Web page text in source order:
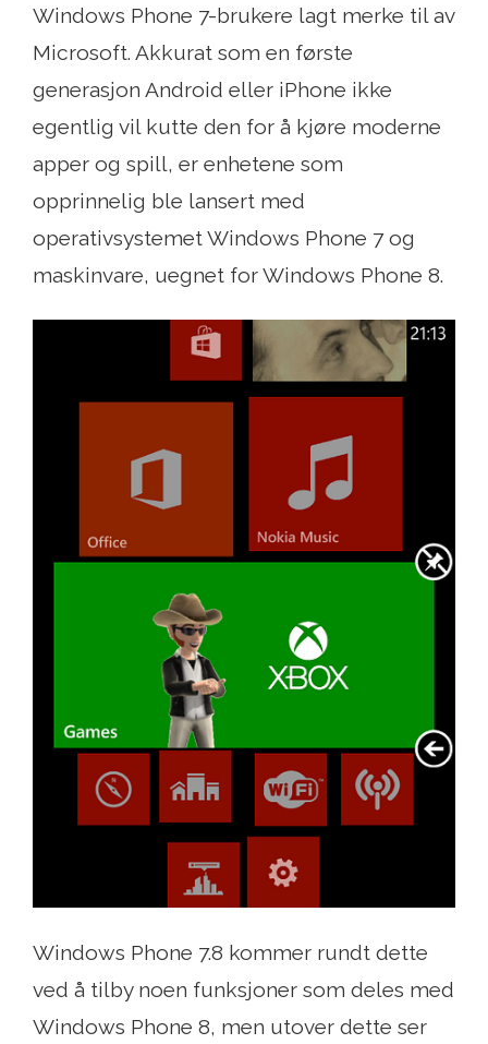
Windows Phone 7-brukere lagt merke til av
Microsoft. Akkurat som en første
generasjon Android eller iPhone ikke
egentlig vil kutte den for å kjøre moderne
apper og spill, er enhetene som
opprinnelig ble lansert med
operativsystemet Windows Phone 7 og
maskinvare, uegnet for Windows Phone 8.
Windows Phone 7.8 kommer rundt dette
ved å tilby noen funksjoner som deles med
Windows Phone 8, men utover dette ser